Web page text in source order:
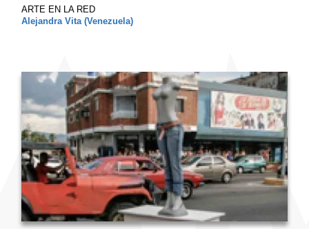
ARTE EN LA RED
Alejandra Vita (Venezuela)